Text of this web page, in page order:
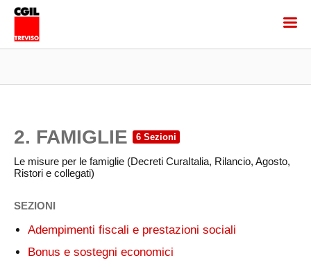
2. FAMIGLIE
Le misure per le famiglie (Decreti CuraItalia, Rilancio, Agosto,
Ristori e collegati)
SEZIONI
Adempimenti fiscali e prestazioni sociali
Bonus e sostegni economici